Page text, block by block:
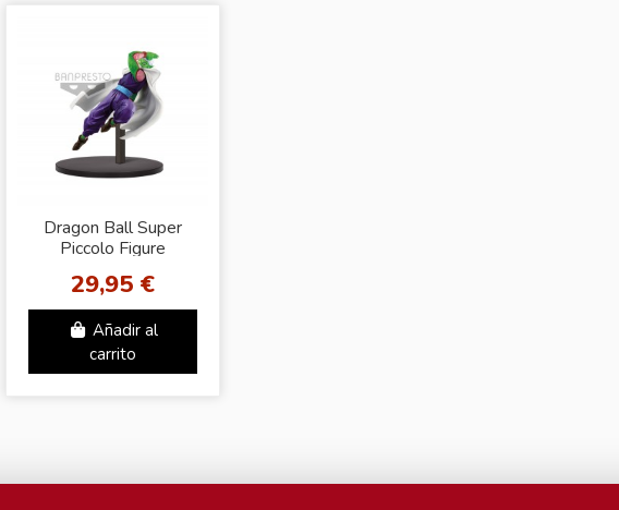
Dragon Ball Super
Piccolo Figure
29,95 €
Añadir al
carrito